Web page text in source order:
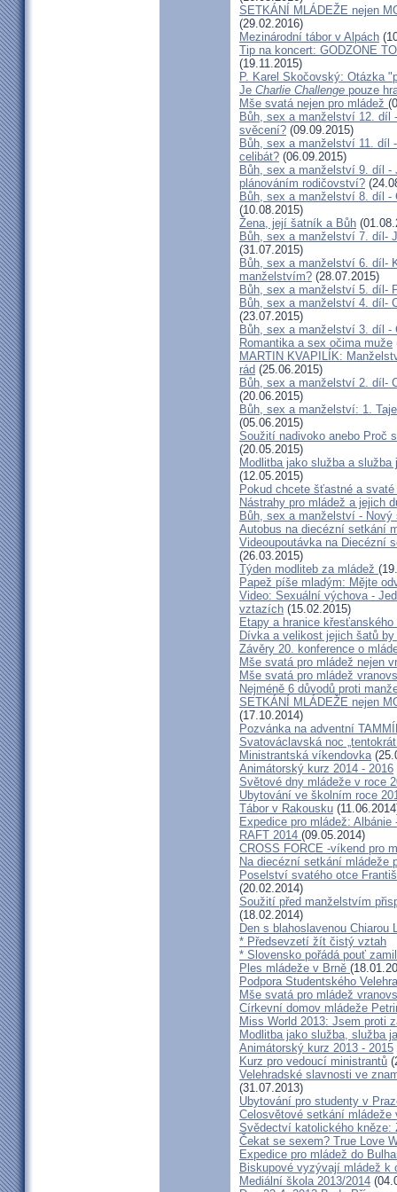
SETKÁNÍ MLÁDEŽE nejen
(29.02.2016)
Mezinárodní tábor v Alpách
Tip na koncert: GODZONE
(19.11.2015)
P. Karel Skočovský: Otázka
Je Charlie Challenge pouze
Mše svatá nejen pro mládež
Bůh, sex a manželství 12. díl
svěcení? (09.09.2015)
Bůh, sex a manželství 11. díl
celibát? (06.09.2015)
Bůh, sex a manželství 9. díl -
plánováním rodičovství?
Bůh, sex a manželství 8. díl -
(10.08.2015)
Žena, její šatník a Bůh
Bůh, sex a manželství 7. díl-
(31.07.2015)
Bůh, sex a manželství 6. díl-
manželstvím? (28.07.2015)
Bůh, sex a manželství 5. díl-
Bůh, sex a manželství 4. díl-
(23.07.2015)
Bůh, sex a manželství 3. díl
Romantika a sex očima muže
MARTIN KVAPILÍK:
rád (25.06.2015)
Bůh, sex a manželství 2. díl-
(20.06.2015)
Bůh, sex a manželství: 1.
(05.06.2015)
Soužití nadivoko anebo Proč
(20.05.2015)
Modlitba jako služba a
(12.05.2015)
Pokud chcete šťastné a
Nástrahy pro mládež a jejich
Bůh, sex a manželství - Nový
Autobus na diecézní setkání
Videoupoutávka na Diecézní
(26.03.2015)
Týden modliteb za mládež
Papež píše mladým: Mějte
Video: Sexuální výchova -
vztazích (15.02.2015)
Etapy a hranice křesťanského
Dívka a velikost jejich šatů
Závěry 20. konference o
Mše svatá pro mládež nejen
Mše svatá pro mládež
Nejméně 6 důvodů proti
SETKÁNÍ MLÁDEŽE nejen
(17.10.2014)
Pozvánka na adventní
Svatováclavská noc
Ministrantská víkendovka
Animátorský kurz 2014 - 2016
Světové dny mládeže v roce
Ubytování ve školním roce
Tábor v Rakousku
Expedice pro mládež: Albánie
RAFT 2014 (09.05.2014)
CROSS FORCE -víkend pro
Na diecézní setkání mládeže
Poselství svatého otce
(20.02.2014)
Soužití před manželstvím
(18.02.2014)
Den s blahoslavenou Chiarou
* Předsevzetí žít čistý vztah
* Slovensko pořádá pouť
Ples mládeže v Brně
Podpora Studentského
Mše svatá pro mládež
Církevní domov mládeže
Miss World 2013: Jsem proti
Modlitba jako služba, služba
Animátorský kurz 2013 - 2015
Kurz pro vedoucí ministrantů
Velehradské slavnosti ve
(31.07.2013)
Ubytování pro studenty v
Celosvětové setkání mládeže
Svědectví katolického kněze:
Čekat se sexem? True Love
Expedice pro mládež do
Biskupové vyzývají mládež k
Mediální škola 2013/2014